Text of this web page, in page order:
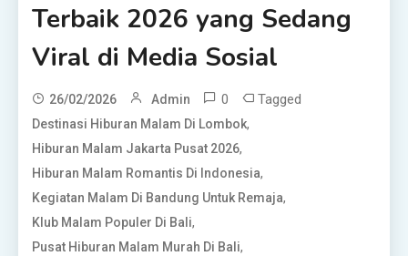
Terbaik 2026 yang Sedang
Viral di Media Sosial
26/02/2026 Admin 0 Tagged
Destinasi Hiburan Malam Di Lombok,
Hiburan Malam Jakarta Pusat 2026,
Hiburan Malam Romantis Di Indonesia,
Kegiatan Malam Di Bandung Untuk Remaja,
Klub Malam Populer Di Bali,
Pusat Hiburan Malam Murah Di Bali,